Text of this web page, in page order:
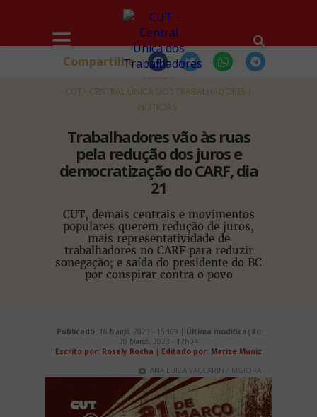
HOME
CUT - CENTRAL ÚNICA DOS TRABALHADORES
NOTÍCIAS
Trabalhadores vão às ruas
pela redução dos juros e
democratização do CARF, dia
21
CUT, demais centrais e movimentos
populares querem redução de juros,
mais representatividade de
trabalhadores no CARF para reduzir
sonegação; e saída do presidente do BC
por conspirar contra o povo
Compartilhe
Publicado: 16 Março, 2023 - 15h09 | Última modificação:
20 Março, 2023 - 17h04
Escrito por: Rosely Rocha | Editado por: Marize Muniz
ANA LUIZA VACCARIN / MGIORA